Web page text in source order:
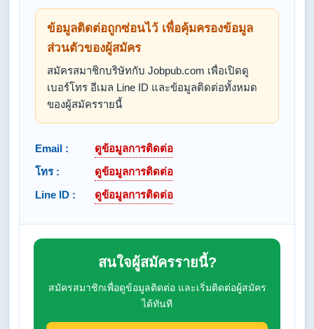
ข้อมูลติดต่อถูกซ่อนไว้ เพื่อคุ้มครองข้อมูล
ส่วนตัวของผู้สมัคร
สมัครสมาชิกบริษัทกับ Jobpub.com เพื่อเปิดดู
เบอร์โทร อีเมล Line ID และข้อมูลติดต่อทั้งหมด
ของผู้สมัครรายนี้
Email :
ดูข้อมูลการติดต่อ
โทร :
ดูข้อมูลการติดต่อ
Line ID :
ดูข้อมูลการติดต่อ
สนใจผู้สมัครรายนี้?
สมัครสมาชิกเพื่อดูข้อมูลติดต่อ และเริ่มติดต่อผู้สมัคร
ได้ทันที